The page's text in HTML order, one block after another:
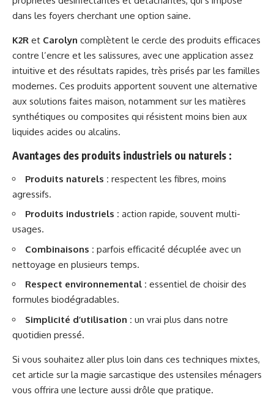
dans les foyers cherchant une option saine.
K2R et Carolyn complètent le cercle des produits efficaces
contre l’encre et les salissures, avec une application assez
intuitive et des résultats rapides, très prisés par les familles
modernes. Ces produits apportent souvent une alternative
aux solutions faites maison, notamment sur les matières
synthétiques ou composites qui résistent moins bien aux
liquides acides ou alcalins.
Avantages des produits industriels ou naturels :
Produits naturels : respectent les fibres, moins
agressifs.
Produits industriels : action rapide, souvent multi-
usages.
Combinaisons : parfois efficacité décuplée avec un
nettoyage en plusieurs temps.
Respect environnemental : essentiel de choisir des
formules biodégradables.
Simplicité d’utilisation : un vrai plus dans notre
quotidien pressé.
Si vous souhaitez aller plus loin dans ces techniques mixtes,
cet article sur la magie sarcastique des ustensiles ménagers
vous offrira une lecture aussi drôle que pratique.